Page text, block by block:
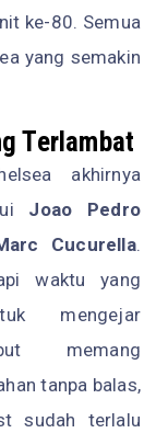
ke-80. Semua
yang semakin
Terlambat
akhirnya
Joao Pedro
Cucurella.
waktu yang
mengejar
memang
tanpa balas,
sudah terlalu